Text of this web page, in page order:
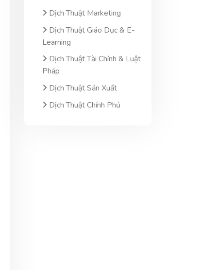
Dịch Thuật Marketing
Dịch Thuật Giáo Dục & E-
Learning
Dịch Thuật Tài Chính & Luật
Pháp
Dịch Thuật Sản Xuất
Dịch Thuật Chính Phủ